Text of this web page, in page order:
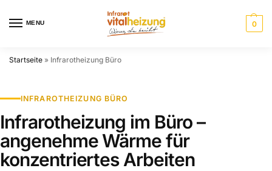
MENU 0
Startseite » Infrarotheizung Büro
INFRAROTHEIZUNG BÜRO
Infrarotheizung im Büro –
angenehme Wärme für
konzentriertes Arbeiten